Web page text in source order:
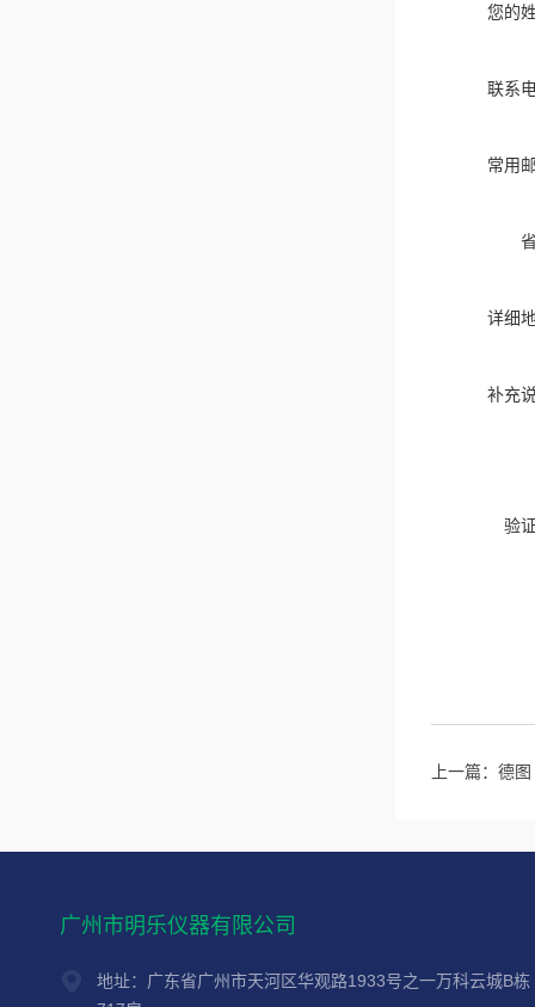
您的
联系
常用
详细
补充
验
上一篇： 德
广州市明乐仪器有限公司
地址：广东省广州市天河区华观路1933号之一万科云城B栋